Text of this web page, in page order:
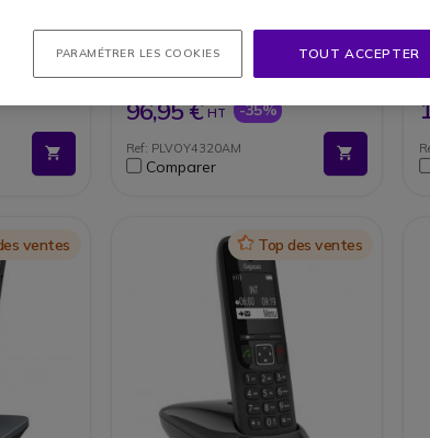
bande
: prise
volume et
simultanée à 2 appareils
Haut-parleurs à égaliseur
Double micro avec Acoustic
Fence: réduction du bruit
SoundGuard Digital:
utilisateurs
Autonomie: jusqu’à 24h en
5 de 4 Avis
96,95 € HT -35%
Ref: PLVOY4320AM
Comparer
ventes IconTop des ventes
PARAMÉTRER LES COOKIES TOUT ACCEPTER